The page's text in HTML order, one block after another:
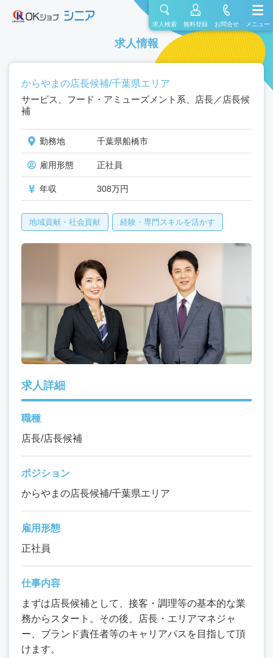
求人検索 無料登録 お問合せ メニュー
求人情報
からやまの店長候補/千葉県エリア
サービス、フード・アミューズメント系、店長／店長候
補
勤務地 千葉県船橋市
雇用形態 正社員
年収 308万円
地域貢献・社会貢献 経験・専門スキルを活かす
求人詳細
職種
店長/店長候補
ポジション
からやまの店長候補/千葉県エリア
雇用形態
正社員
仕事内容
まずは店長候補として、接客・調理等の基本的な業
務からスタート。その後、店長・エリアマネジャ
ー、ブランド責任者等のキャリアパスを目指して頂
けます。